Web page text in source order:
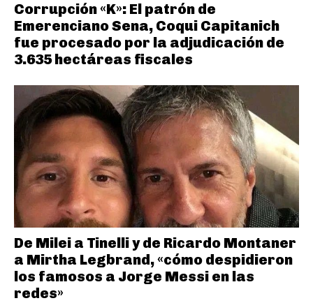
Corrupción «K»: El patrón de
Emerenciano Sena, Coqui Capitanich
fue procesado por la adjudicación de
3.635 hectáreas fiscales
De Milei a Tinelli y de Ricardo Montaner
a Mirtha Legbrand, «cómo despidieron
los famosos a Jorge Messi en las
redes»